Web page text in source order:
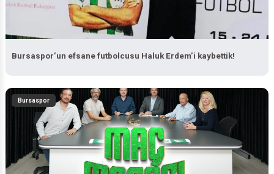
Bursaspor’un efsane futbolcusu Haluk Erdem’i kaybettik!
Bursaspor